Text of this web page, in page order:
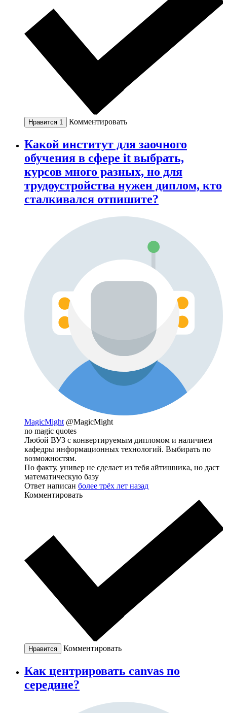
Нравится 1 Комментировать
Какой институт для заочного
обучения в сфере it выбрать,
курсов много разных, но для
трудоустройства нужен диплом, кто
сталкивался отпишите?
MagicMight @MagicMight
no magic quotes
Любой ВУЗ с конвертируемым дипломом и наличием
кафедры информационных технологий. Выбирать по
возможностям.
По факту, универ не сделает из тебя айтишника, но даст
математическую базу
Ответ написан более трёх лет назад
Комментировать
Нравится Комментировать
Как центрировать canvas по
середине?